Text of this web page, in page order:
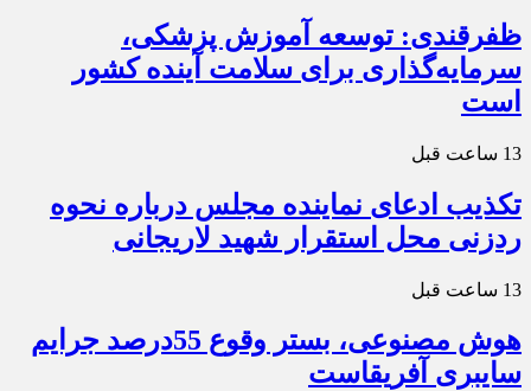
ظفرقندی: توسعه آموزش پزشکی،
سرمایه‌گذاری برای سلامت آینده کشور
است
13 ساعت قبل
تکذیب ادعای نماینده مجلس درباره نحوه
ردزنی محل استقرار شهید لاریجانی
13 ساعت قبل
هوش مصنوعی، بستر وقوع 55درصد جرایم
سایبری آفریقاست